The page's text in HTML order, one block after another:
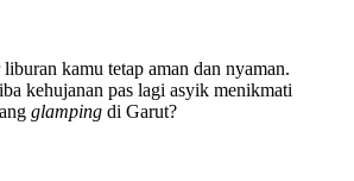
kamu tetap aman dan nyaman.
kehujanan pas lagi asyik menikmati
glamping di Garut?